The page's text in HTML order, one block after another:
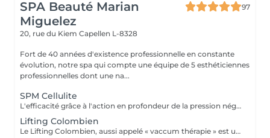
SPA Beauté Marian
Miguelez
97
20, rue du Kiem Capellen L-8328
Fort de 40 années d'existence professionnelle en constante
évolution, notre spa qui compte une équipe de 5 esthéticiennes
professionnelles dont une na...
SPM Cellulite
L'efficacité grâce à l'action en profondeur de la pression négative. Technique originale du "palper - rouler" Drainage, régénération et raffermissement des tissus du visage, du buste et du corps. Pour tous types de peaux. Traitements spécifiques contre les vergetures, la cellulite et bien d'autres. Maîtriser peau d'orange, culotte de cheval et tissus conjonctif faible grâce au SPM Digital ! Le SPM le multi -talent dont on ne peut plus se passer. Raffermir et regalber la poitrine sans appel à la chirurgie, l'un des nombreux traitements spécifiques.
Lifting Colombien
Le Lifting Colombien, aussi appelé « vaccum thérapie » est une technique non chirurgicale, pratiquée à l'aide de ventouses qui exercent une aspiration pour casser les dépôts de cellulite et de graisse, éliminer les toxines, améliorer le drainage et restaurer l'élasticité de la peau.